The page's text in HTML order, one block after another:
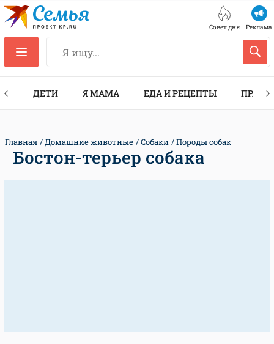
Совет дня Реклама
ДЕТИ Я МАМА ЕДА И РЕЦЕПТЫ
Главная Домашние животные Собаки Породы собак
Бостон-терьер собака